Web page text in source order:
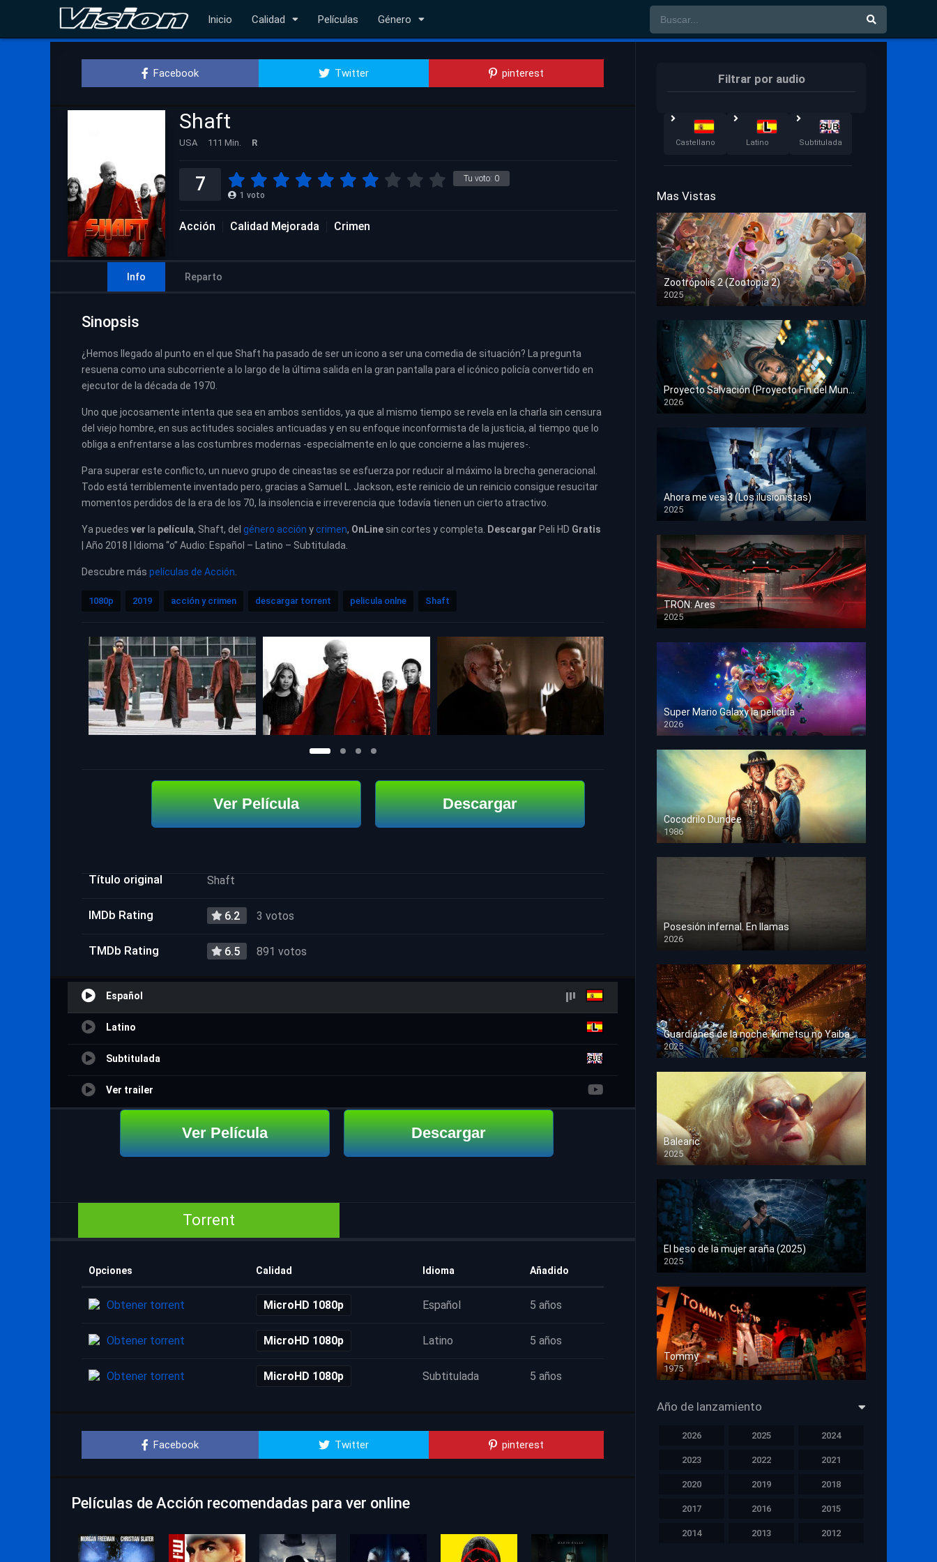
Inicio Calidad Películas Género
Facebook Twitter pinterest
Shaft
USA 111 Min. R
Tu voto: 0
7 1 voto
Acción Calidad Mejorada Crimen
Info Reparto
Sinopsis
¿Hemos llegado al punto en el que Shaft ha pasado de ser un icono a ser una comedia de situación? La pregunta
resuena como una subcorriente a lo largo de la última salida en la gran pantalla para el icónico policía convertido en
ejecutor de la década de 1970.
Uno que jocosamente intenta que sea en ambos sentidos, ya que al mismo tiempo se revela en la charla sin censura
del viejo hombre, en sus actitudes sociales anticuadas y en su enfoque inconformista de la justicia, al tiempo que lo
obliga a enfrentarse a las costumbres modernas -especialmente en lo que concierne a las mujeres-.
Para superar este conflicto, un nuevo grupo de cineastas se esfuerza por reducir al máximo la brecha generacional.
Todo está terriblemente inventado pero, gracias a Samuel L. Jackson, este reinicio de un reinicio consigue resucitar
momentos perdidos de la era de los 70, la insolencia e irreverencia que todavía tienen un cierto atractivo.
Ya puedes ver la película, Shaft, del género acción ycrimen, OnLine sin cortes y completa. Descargar Peli HD Gratis
| Año 2018 | Idioma “o” Audio: Español – Latino – Subtitulada.
Descubre más películas de Acción
1080p 2019 acción y crimen descargar torrent pelicula onlne Shaft
Ver Película Descargar
Título original Shaft
IMDb Rating 6.2 3 votos
TMDb Rating 6.5 891 votos
Español
Latino
Subtitulada
Ver trailer
Ver Película Descargar
Torrent
Opciones Calidad Idioma Añadido
Obtener torrent MicroHD 1080p Español 5 años
Obtener torrent MicroHD 1080p Latino 5 años
Obtener torrent MicroHD 1080p Subtitulada 5 años
Facebook Twitter pinterest
Películas de Acción recomendadas para ver online
Filtrar por audio
Castellano Latino Subtitulada
Mas Vistas
Zootrópolis 2 (Zootopia 2)
2025
HD 1080p
Proyecto Salvación (Proyecto Fin del Mundo)
2026
HD 1080p
Ahora me ves 3 (Los ilusionistas)
2025
HD 1080p
TRON: Ares
2025
HD 1080p
Super Mario Galaxy la película
2026
HD 1080p
Cocodrilo Dundee
1986
HD 1080p
Posesión infernal. En llamas
2026
HD 1080p
Guardianes de la noche: Kimetsu no Yaiba La fortaleza infinita
2025
HD 1080p
Balearic
2025
HD 1080p
El beso de la mujer araña (2025)
2025
HD 1080p
Tommy
1975
HD 1080p
Año de lanzamiento
2026 2025 2024
2023 2022 2021
2020 2019 2018
2017 2016 2015
2014 2013 2012